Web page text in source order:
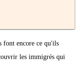
font encore ce qu'ils
les immigrés qui